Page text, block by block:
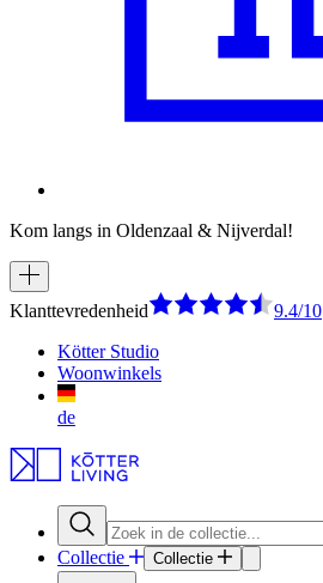
Kom langs in Oldenzaal & Nijverdal!
Klanttevredenheid
9.4/10
Kötter Studio
Woonwinkels
de
Collectie Collectie